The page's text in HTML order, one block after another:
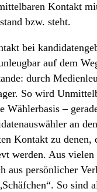
Kontakt
bzw. steht.
bei
auf dem
durch
So wird
Wählerbasis –
an
Kontakt zu denen,
werden. Aus vielen
aus persönlicher
So sind